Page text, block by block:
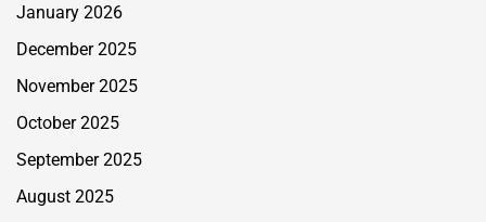
January 2026
December 2025
November 2025
October 2025
September 2025
August 2025